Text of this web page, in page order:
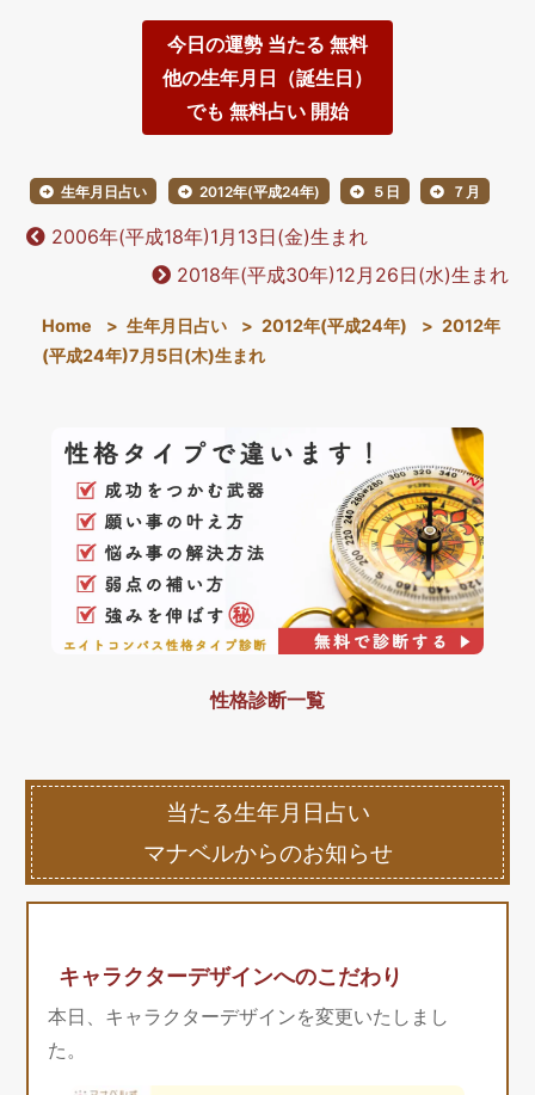
今日の運勢 当たる 無料
他の生年月日（誕生日）
でも 無料占い 開始
生年月日占い 2012年(平成24年) ５日 ７月
2006年(平成18年)1月13日(金)生まれ
2018年(平成30年)12月26日(水)生まれ
Home > 生年月日占い > 2012年(平成24年) > 2012年
(平成24年)7月5日(木)生まれ
性格診断一覧
当たる生年月日占い
マナベルからのお知らせ
キャラクターデザインへのこだわり
本日、キャラクターデザインを変更いたしまし
た。